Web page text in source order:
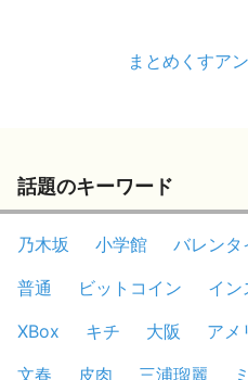
まとめくすア
話題のキーワード
乃木坂 小学館 バレンタ
普通
ビットコイン イン
XBox
キチ 大阪 アメ
文春
皮肉 三浦瑠麗